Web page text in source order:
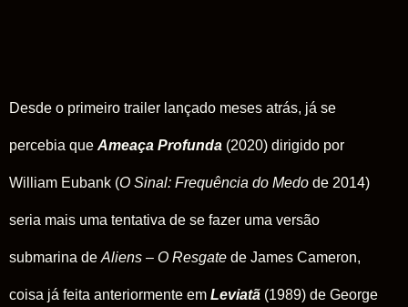
Desde o primeiro trailer lançado meses atrás, já se
percebia que Ameaça Profunda (2020) dirigido por
William Eubank (O Sinal: Frequência do Medo de 2014)
seria mais uma tentativa de se fazer uma versão
submarina de Aliens – O Resgate de James Cameron,
coisa já feita anteriormente em Leviatã (1989) de George